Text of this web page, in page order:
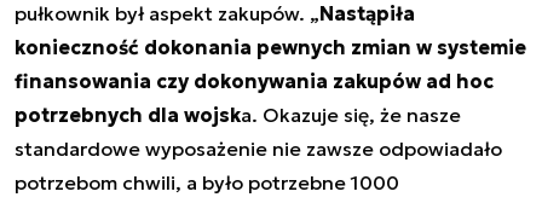
pułkownik był aspekt zakupów. „Nastąpiła
konieczność dokonania pewnych zmian w systemie
finansowania czy dokonywania zakupów ad hoc
potrzebnych dla wojska. Okazuje się, że nasze
standardowe wyposażenie nie zawsze odpowiadało
potrzebom chwili, a było potrzebne 1000